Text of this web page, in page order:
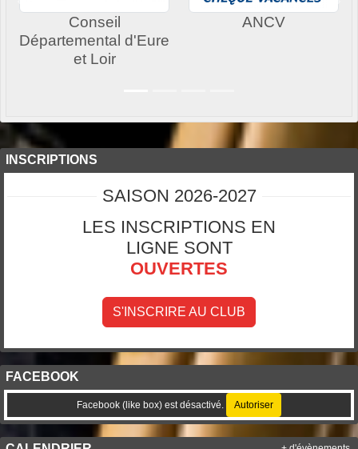
Conseil
Départemental d'Eure
et Loir
ANCV
Précedent
INSCRIPTIONS
SAISON 2026-2027
LES INSCRIPTIONS EN
LIGNE SONT
OUVERTES
S'INSCRIRE AU CLUB
FACEBOOK
Facebook (like box) est désactivé. Autoriser